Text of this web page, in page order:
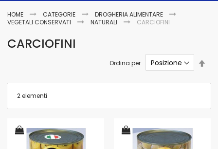
HOME CATEGORIE
DROGHERIA ALIMENTARE
VEGETALI CONSERVATI
NATURALI CARCIOFINI
CARCIOFINI
2elementi
Ordina per